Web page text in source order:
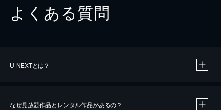
よくある質問
U-NEXTとは？
なぜ見放題作品とレンタル作品があるの？